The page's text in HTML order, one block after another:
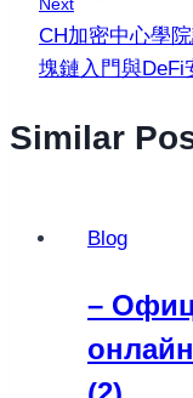
CH加密中心學
塊鏈入門與DeFi
Similar
Blog
–